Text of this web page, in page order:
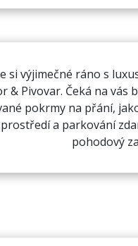
si výjimečné ráno s
& Pivovar. Čeká na
pokrmy na přání,
a parkování
pohodový